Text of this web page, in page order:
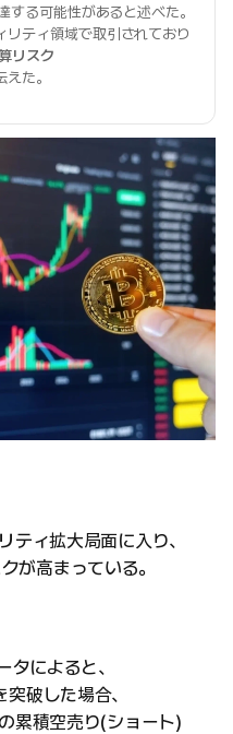
る可能性があると述べた。
ティ領域で取引されており
リスク
た。
ティ拡大局面に入り、
が高まっている。
によると、
破した場合、
累積空売り(ショート)